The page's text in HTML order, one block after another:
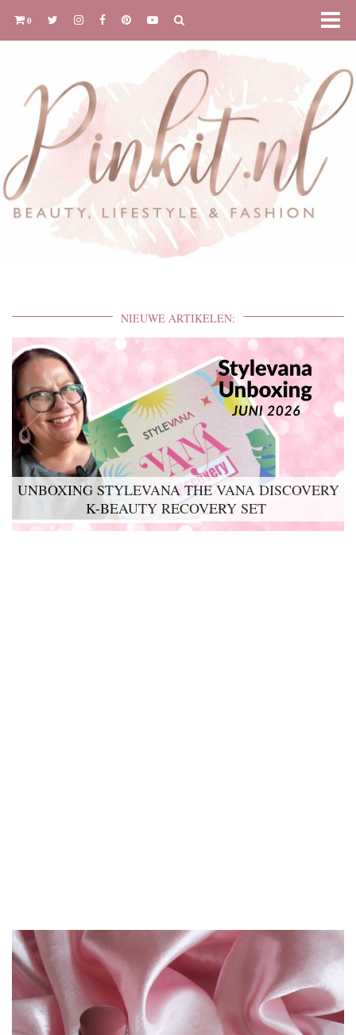
0
NIEUWE ARTIKELEN:
UNBOXING STYLEVANA THE VANA DISCOVERY
K-BEAUTY RECOVERY SET